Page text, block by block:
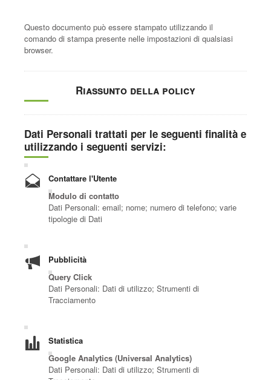
Questo documento può essere stampato utilizzando il
comando di stampa presente nelle impostazioni di qualsiasi
browser.
Riassunto della policy
Dati Personali trattati per le seguenti finalità e
utilizzando i seguenti servizi:
Contattare l'Utente
Modulo di contatto
Dati Personali: email; nome; numero di telefono; varie
tipologie di Dati
Pubblicità
Query Click
Dati Personali: Dati di utilizzo; Strumenti di
Tracciamento
Statistica
Google Analytics (Universal Analytics)
Dati Personali: Dati di utilizzo; Strumenti di